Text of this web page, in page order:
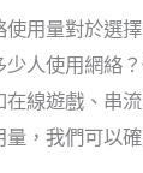
用量對於選
人使用網絡
線遊戲、串
，我們可以